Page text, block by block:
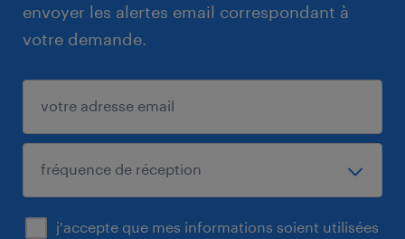
envoyer les alertes email correspondant à
votre demande.
j'accepte que mes informations soient utilisées